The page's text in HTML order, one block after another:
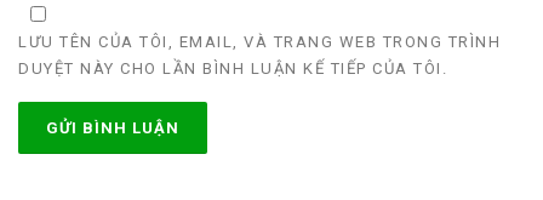
LƯU TÊN CỦA TÔI, EMAIL, VÀ TRANG WEB TRONG TRÌNH
DUYỆT NÀY CHO LẦN BÌNH LUẬN KẾ TIẾP CỦA TÔI.